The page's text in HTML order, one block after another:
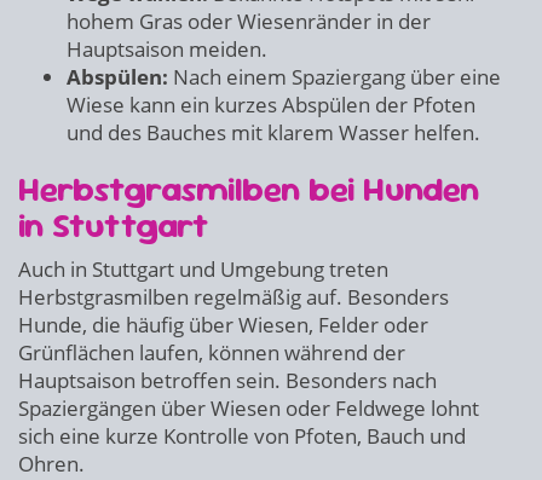
hohem Gras oder Wiesenränder in der
Hauptsaison meiden.
Abspülen: Nach einem Spaziergang über eine
Wiese kann ein kurzes Abspülen der Pfoten
und des Bauches mit klarem Wasser helfen.
Herbstgrasmilben bei Hunden
in Stuttgart
Auch in Stuttgart und Umgebung treten
Herbstgrasmilben regelmäßig auf. Besonders
Hunde, die häufig über Wiesen, Felder oder
Grünflächen laufen, können während der
Hauptsaison betroffen sein. Besonders nach
Spaziergängen über Wiesen oder Feldwege lohnt
sich eine kurze Kontrolle von Pfoten, Bauch und
Ohren.